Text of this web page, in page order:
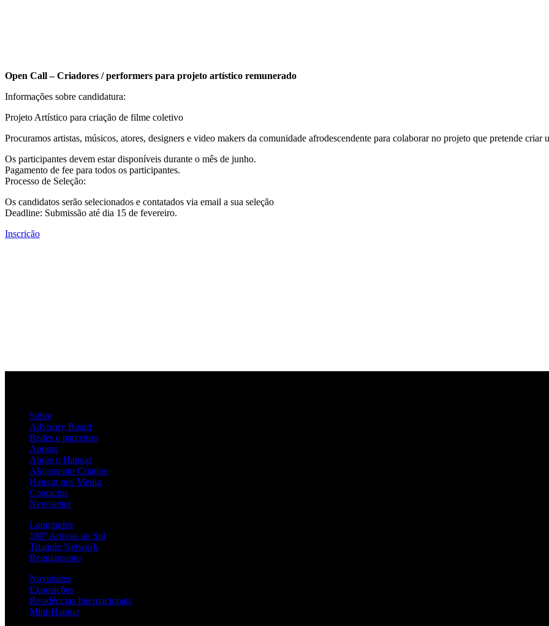
Open Call – Criadores / performers para projeto artístico remunerado
Informações sobre candidatura:
Projeto Artístico para criação de filme coletivo
Procuramos artistas, músicos, atores, designers e video makers da comunidade afrodescendente para colaborar no projeto que pretende
Os participantes devem estar disponíveis durante o mês de junho.
Pagamento de fee para todos os participantes.
Processo de Seleção:
Os candidatos serão selecionados e contatados via email a sua seleção
Deadline: Submissão até dia 15 de fevereiro.
Inscrição
Sobre
Advisory Board
Redes e parceiros
Apoios
Apoie o Hangar
Alojamento Criativo
Hangar nos Media
Contactos
Newsletter
Longitudes
180º Artistas ao Sul
Triangle Network
Regulamento
Novidades
Exposições
Residências Internacionais
Mini-Hangar